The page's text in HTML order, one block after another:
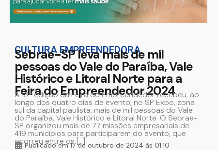
CULTURA EMPREENDEDORA
Sebrae-SP leva mais de mil
pessoas do Vale do Paraíba, Vale
Histórico e Litoral Norte para a
Feira do Empreendedor 2024
A 13ª edição da Feira do Empreendedor recebeu, ao
longo dos quatro dias de evento, no SP Expo, zona
sul da capital paulista, mais de mil pessoas do Vale
do Paraíba, Vale Histórico e Litoral Norte. O Sebrae-
SP organizou mais de 77 missões empresariais de
419 municípios para participarem do evento, que
ocorreu entre os […]
Publicado em17 de outubro de 2024 às 01:10